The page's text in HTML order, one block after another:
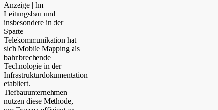
Anzeige | Im
Leitungsbau und
insbesondere in der
Sparte
Telekommunikation hat
sich Mobile Mapping als
bahnbrechende
Technologie in der
Infrastrukturdokumentation
etabliert.
Tiefbauunternehmen
nutzen diese Methode,